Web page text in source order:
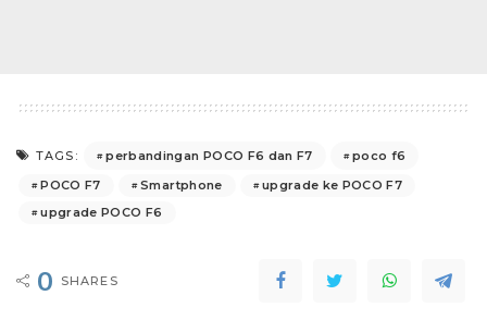
TAGS: perbandingan POCO F6 dan F7
poco f6
POCO F7
Smartphone
upgrade ke POCO F7
upgrade POCO F6
0 SHARES